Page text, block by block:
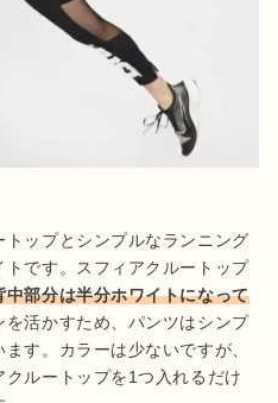
ップとシンプルなランニング
です。スフィアクルートップ
部分は半分ホワイトになって
活かすため、パンツはシンプ
す。カラーは少ないですが、
ルートップを1つ入れるだけ